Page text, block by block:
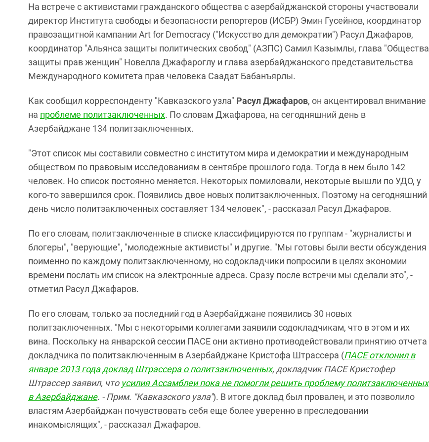
На встрече с активистами гражданского общества с азербайджанской стороны участвовали
директор Института свободы и безопасности репортеров (ИСБР) Эмин Гусейнов, координатор
правозащитной кампании Art for Democracy ("Искусство для демократии") Расул Джафаров,
координатор "Альянса защиты политических свобод" (АЗПС) Самил Казымлы, глава "Общества
защиты прав женщин" Новелла Джафароглу и глава азербайджанского представительства
Международного комитета прав человека Саадат Бабанъярлы.
Как сообщил корреспонденту "Кавказского узла" Расул Джафаров, он акцентировал внимание
на проблеме политзаключенных. По словам Джафарова, на сегодняшний день в
Азербайджане 134 политзаключенных.
"Этот список мы составили совместно с институтом мира и демократии и международным
обществом по правовым исследованиям в сентябре прошлого года. Тогда в нем было 142
человек. Но список постоянно меняется. Некоторых помиловали, некоторые вышли по УДО, у
кого-то завершился срок. Появились двое новых политзаключенных. Поэтому на сегодняшний
день число политзаключенных составляет 134 человек", - рассказал Расул Джафаров.
По его словам, политзаключенные в списке классифицируются по группам - "журналисты и
блогеры", "верующие", "молодежные активисты" и другие. "Мы готовы были вести обсуждения
поименно по каждому политзаключенному, но содокладчики попросили в целях экономии
времени послать им список на электронные адреса. Сразу после встречи мы сделали это", -
отметил Расул Джафаров.
По его словам, только за последний год в Азербайджане появились 30 новых
политзаключенных. "Мы с некоторыми коллегами заявили содокладчикам, что в этом и их
вина. Поскольку на январской сессии ПАСЕ они активно противодействовали принятию отчета
докладчика по политзаключенным в Азербайджане Кристофа Штрассера (ПАСЕ отклонил в
январе 2013 года доклад Штрассера о политзаключенных, докладчик ПАСЕ Кристофер
Штрассер заявил, что усилия Ассамблеи пока не помогли решить проблему политзаключенных
в Азербайджане. - Прим. "Кавказского узла"). В итоге доклад был провален, и это позволило
властям Азербайджан почувствовать себя еще более уверенно в преследовании
инакомыслящих", - рассказал Джафаров.